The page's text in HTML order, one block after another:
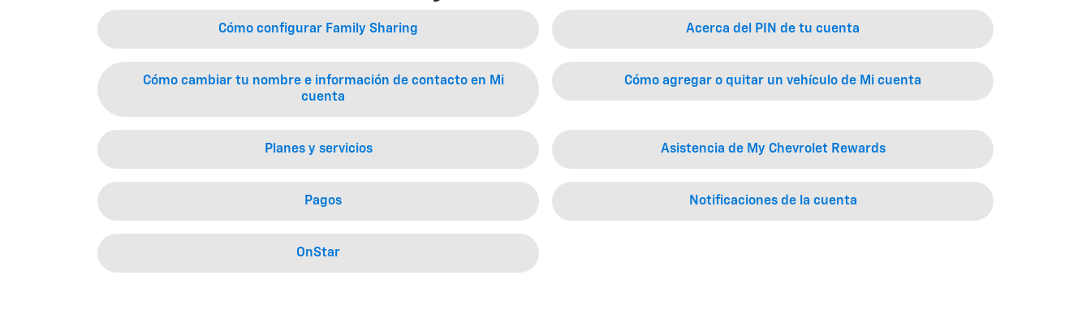
Cómo configurar Family Sharing Acerca del PIN de tu cuenta
Cómo cambiar tu nombre e información de contacto en Mi
cuenta
Cómo agregar o quitar un vehículo de Mi cuenta
Planes y servicios Asistencia de My Chevrolet Rewards
Pagos Notificaciones de la cuenta
OnStar